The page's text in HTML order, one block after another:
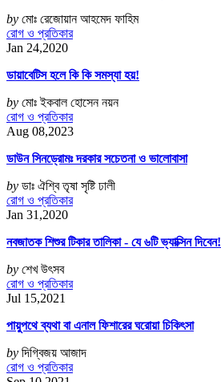
by মোঃ রেজোয়ান আহমেদ ফাহিম
রোগ ও প্রতিকার
Jan 24,2020
ডায়াবেটিস হলে কি কি সমস্যা হয়!
by মোঃ ইকবাল হোসেন নয়ন
রোগ ও প্রতিকার
Aug 08,2023
ডাউন সিনড্রোমঃ দরকার সচেতনা ও ভালোবাসা
by ডাঃ ঐশ্বি তৃষা সৃষ্টি ঢালী
রোগ ও প্রতিকার
Jan 31,2020
নবজাতক শিশুর টিকার তালিকা - যে ৬টি ভ্যাক্সিন দিবেন!
by শেখ উৎসব
রোগ ও প্রতিকার
Jul 15,2021
পায়ুপথে ব্যথা বা এনাল ফিশারের ঘরোয়া চিকিৎসা
by দিগ্বিজয় আজাদ
রোগ ও প্রতিকার